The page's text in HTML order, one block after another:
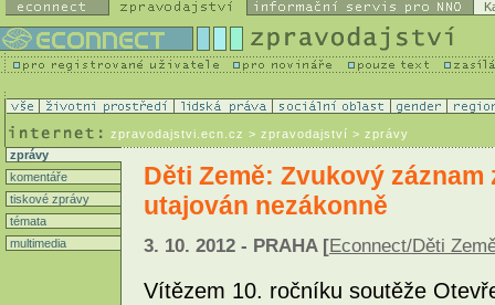
zpravodajstvi.ecn.cz > zpravodajství > zprávy
zprávy
komentáře
tiskové zprávy
témata
multimedia
Děti Země: Zvukový záznam
utajován nezákonně
3. 10. 2012 - PRAHA [Econnect/Děti
Vítězem 10. ročníku soutěže